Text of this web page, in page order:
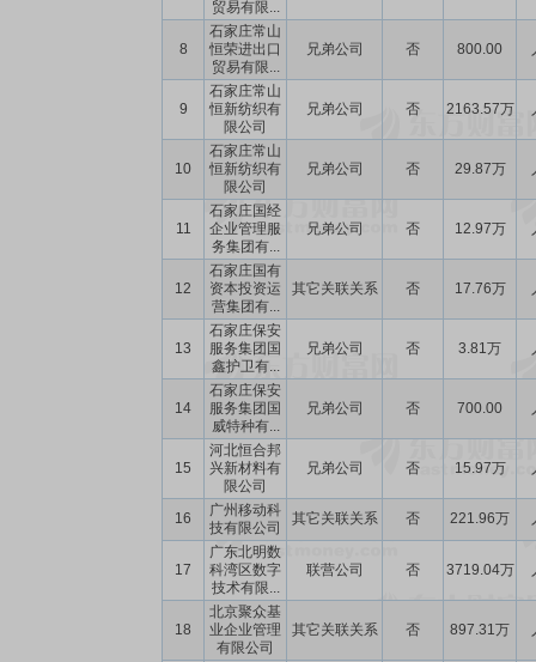
贸易有限...
8
石家庄常山
恒荣进出口
贸易有限...
兄弟公司 否 800.00
9
石家庄常山
恒新纺织有
限公司
兄弟公司 否 2163.57万
10
石家庄常山
恒新纺织有
限公司
兄弟公司 否 29.87万
11
石家庄国经
企业管理服
务集团有...
兄弟公司 否 12.97万
12
石家庄国有
资本投资运
营集团有...
其它关联关系 否 17.76万
13
石家庄保安
服务集团国
鑫护卫有...
兄弟公司 否 3.81万
14
石家庄保安
服务集团国
威特种有...
兄弟公司 否 700.00
15
河北恒合邦
兴新材料有
限公司
兄弟公司 否 15.97万
16
广州移动科
技有限公司
其它关联关系 否 221.96万
17
广东北明数
科湾区数字
技术有限...
联营公司 否 3719.04万
18
北京聚众基
业企业管理
有限公司
其它关联关系 否 897.31万